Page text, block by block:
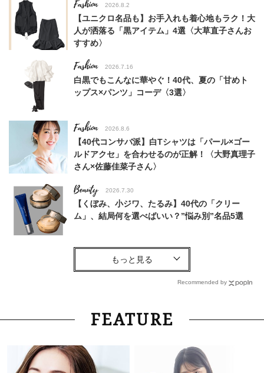
Fashion 2026.8.2
【ユニクロ名品も】お手入れも着心地もラク！大
人が洒落る「黒アイテム」4選〈大草直子さんお
すすめ〉
Fashion 2026.7.16
白黒でもこんなに華やぐ！40代、夏の「甘めト
ップス×パンツ」コーデ〈3選〉
Fashion 2026.8.6
【40代コンサバ派】白Tシャツは「パール×ゴー
ルドアクセ」を合わせるのが正解！〈大野真理子
さん×佐藤佳菜子さん〉
Beauty 2026.7.30
【くぼみ、小ジワ、たるみ】40代の「クリー
ム」、結局何を選べばいい？”悩み別”名品5選
Beauty
「それどこの？」と褒められる！可愛すぎる
Lifestyle 2026.8.6
26年夏の【開運アクション】は”ひと拭き”習
は？」
Recommended by
FEATURE